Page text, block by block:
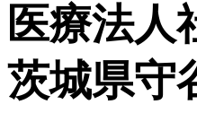
医療法
茨城県守